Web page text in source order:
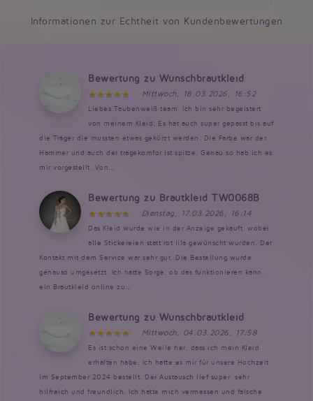
Informationen zur Echtheit von Kundenbewertungen
Bewertung zu Wunschbrautkleid
Mittwoch, 18.03.2026, 16:52
Liebes Taubenweiß team, Ich bin sehr begeistert
von meinem Kleid. Es hat auch super gepasst bis auf
die Träger die mussten etwas gekürzt werden. Die Farbe war der
Hammer und auch der tragekomfor ist spitze. Genau so hab ich es
mir vorgestellt. Von...
Bewertung zu Brautkleid TW0068B
Dienstag, 17.03.2026, 16:14
Das Kleid wurde wie in der Anzeige gekauft, wobei
alle Stickereien statt rot lila gewünscht wurden. Der
Kontakt mit dem Service war sehr gut. Die Bestellung wurde
genauso umgesetzt. Ich hatte Sorge, ob das funktionieren kann,
ein Brautkleid online zu...
Bewertung zu Wunschbrautkleid
Mittwoch, 04.03.2026, 17:58
Es ist schon eine Weile her, dass ich mein Kleid
erhalten habe. Ich hatte es mir für unsere Hochzeit
im September 2024 bestellt. Der Austausch lief super, sehr
hilfreich und freundlich. Ich hatte mich vermessen und falsche